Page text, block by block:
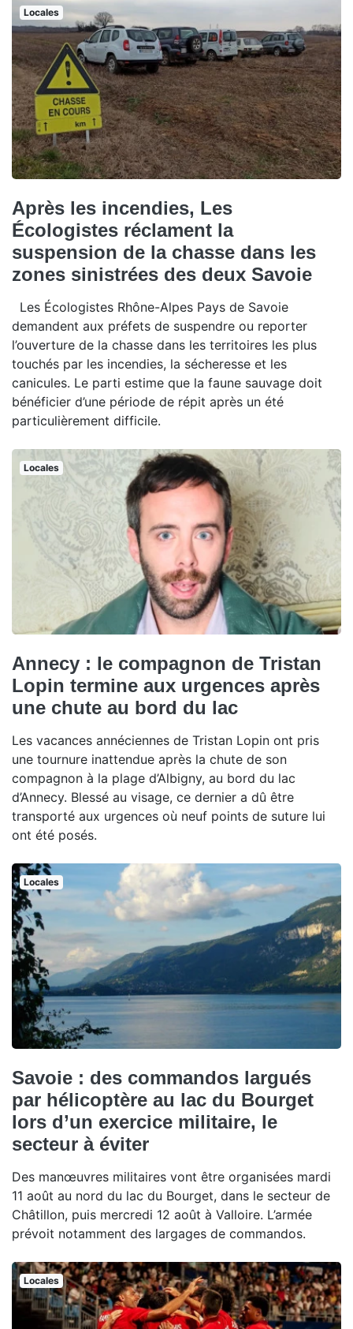
Locales
Après les incendies, Les
Écologistes réclament la
suspension de la chasse dans les
zones sinistrées des deux Savoie
Les Écologistes Rhône-Alpes Pays de Savoie
demandent aux préfets de suspendre ou reporter
l’ouverture de la chasse dans les territoires les plus
touchés par les incendies, la sécheresse et les
canicules. Le parti estime que la faune sauvage doit
bénéficier d’une période de répit après un été
particulièrement difficile.
Locales
Annecy : le compagnon de Tristan
Lopin termine aux urgences après
une chute au bord du lac
Les vacances annéciennes de Tristan Lopin ont pris
une tournure inattendue après la chute de son
compagnon à la plage d’Albigny, au bord du lac
d’Annecy. Blessé au visage, ce dernier a dû être
transporté aux urgences où neuf points de suture lui
ont été posés.
Locales
Savoie : des commandos largués
par hélicoptère au lac du Bourget
lors d’un exercice militaire, le
secteur à éviter
Des manœuvres militaires vont être organisées mardi
11 août au nord du lac du Bourget, dans le secteur de
Châtillon, puis mercredi 12 août à Valloire. L’armée
prévoit notamment des largages de commandos.
Locales